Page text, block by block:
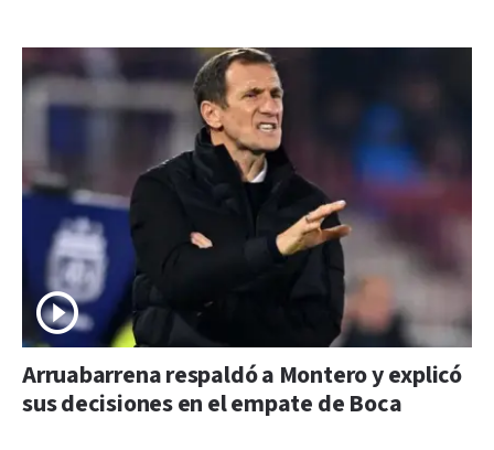
Arruabarrena respaldó a Montero y explicó
sus decisiones en el empate de Boca